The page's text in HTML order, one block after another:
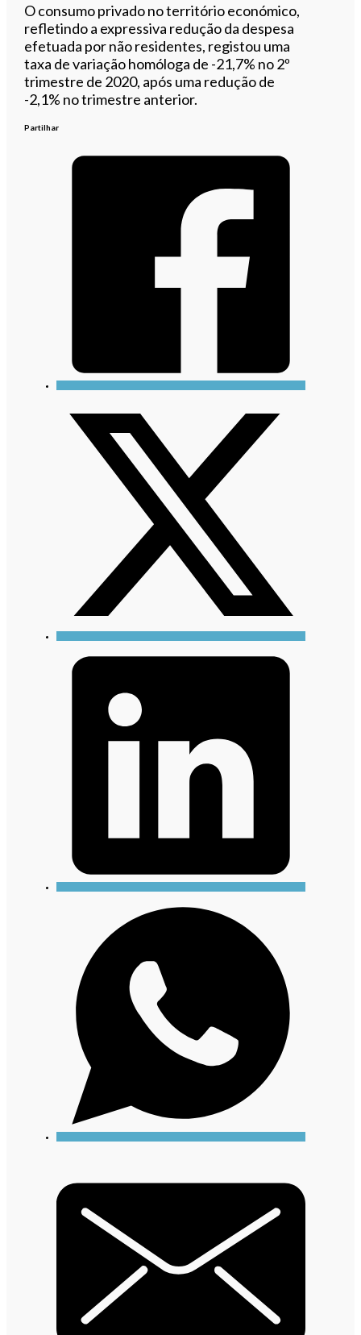
O consumo privado no território económico,
refletindo a expressiva redução da despesa
efetuada por não residentes, registou uma
taxa de variação homóloga de -21,7% no 2º
trimestre de 2020, após uma redução de
-2,1% no trimestre anterior.
Partilhar